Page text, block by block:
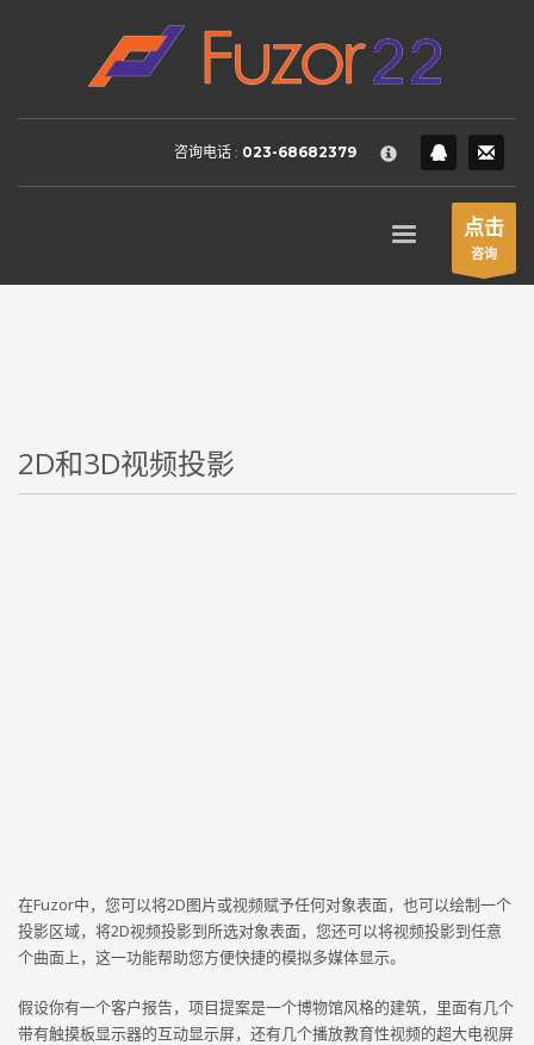
HOW TO SHOP
Login or create new account.
2 Review your order.
FREEshipment
If you still have problems, please let us know, by sending an
SHOWROOM HOURS
咨询电话 : 023-68682379
点击
咨询
2D和3D视频投影
在Fuzor中，您可以将2D图片或视频赋予任何对象表面，也可以绘制一个
投影区域，将2D视频投影到所选对象表面，您还可以将视频投影到任意
个曲面上，这一功能帮助您方便快捷的模拟多媒体显示。
假设你有一个客户报告，项目提案是一个博物馆风格的建筑，里面有几个
带有触摸板显示器的互动显示屏，还有几个播放教育性视频的超大电视屏